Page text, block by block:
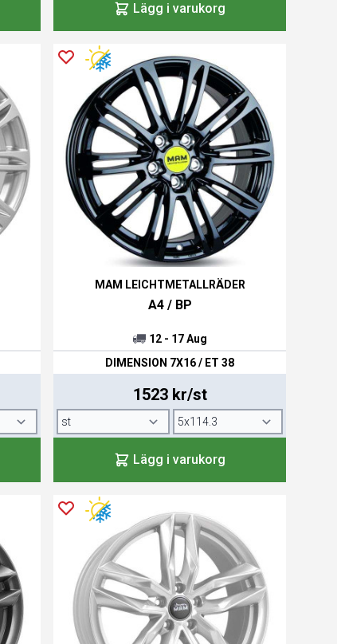
Lägg i varukorg
MAM LEICHTMETALLRÄDER
A4 / BP
12 - 17 Aug
DIMENSION 7X16 / ET 38
1523 kr/st
Lägg i varukorg